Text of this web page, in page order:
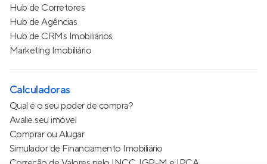
Hub de Corretores
Hub de Agências
Hub de CRMs Imobiliários
Marketing Imobiliário
Calculadoras
Qual é o seu poder de compra?
Avalie seu imóvel
Comprar ou Alugar
Simulador de Financiamento Imobiliário